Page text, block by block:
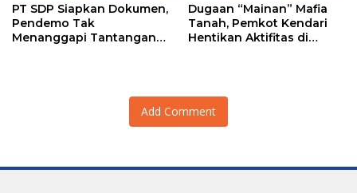
PT SDP Siapkan Dokumen,
Pendemo Tak
Menanggapi Tantangan
Dugaan “Mainan” Mafia
Tanah, Pemkot Kendari
Hentikan Aktifitas di
Add Comment